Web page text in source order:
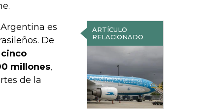
ARTÍCULO
RELACIONADO
es
De
millones,
de la